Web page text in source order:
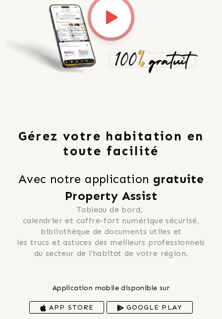
Gérez votre habitation en
toute facilité
Avec notre application gratuite
Property Assist
Tableau de bord,
calendrier et coffre-fort numérique sécurisé,
bibliothèque de documents utiles et
du secteur de l'habitat de votre région.
Application mobile disponible sur
APP STORE GOOGLE PLAY